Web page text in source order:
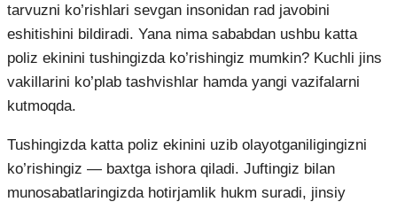
tarvuzni ko’rishlari sevgan insonidan rad javobini
eshitishini bildiradi. Yana nima sababdan ushbu katta
poliz ekinini tushingizda ko’rishingiz mumkin? Kuchli jins
vakillarini ko’plab tashvishlar hamda yangi vazifalarni
kutmoqda.
Tushingizda katta poliz ekinini uzib olayotganiligingizni
ko’rishingiz — baxtga ishora qiladi. Juftingiz bilan
munosabatlaringizda hotirjamlik hukm suradi, jinsiy